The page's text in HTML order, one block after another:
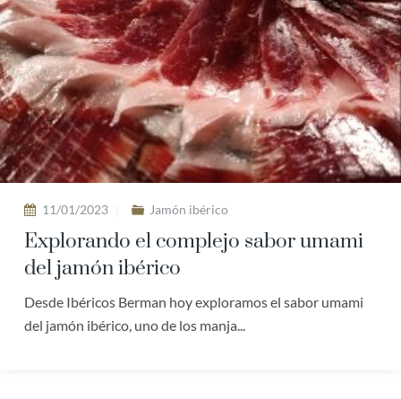
11/01/2023 Jamón ibérico
Explorando el complejo sabor umami
del jamón ibérico
Desde Ibéricos Berman hoy exploramos el sabor umami
del jamón ibérico, uno de los manja...